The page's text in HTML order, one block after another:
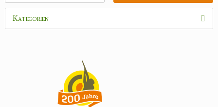
Kategorien
Kipplaufgewehre
Kleinkalibergewehre
Repetiererbüchse